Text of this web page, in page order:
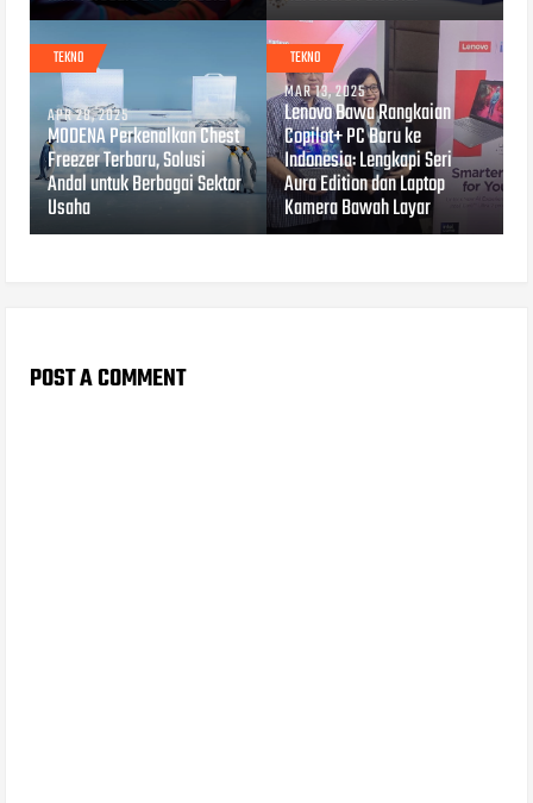
TEKNO
APR 28, 2025
MODENA Perkenalkan Chest
Freezer Terbaru, Solusi
Andal untuk Berbagai Sektor
Usaha
TEKNO
MAR 13, 2025
Lenovo Bawa Rangkaian
Copilot+ PC Baru ke
Indonesia: Lengkapi Seri
Aura Edition dan Laptop
Kamera Bawah Layar
POST A COMMENT